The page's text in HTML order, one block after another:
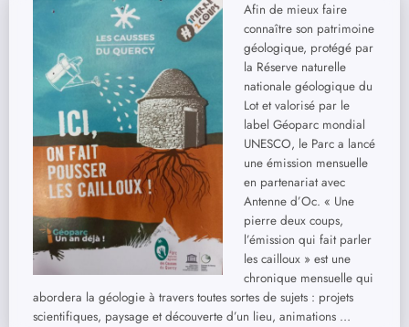
Afin de mieux faire
connaître son patrimoine
géologique, protégé par
la Réserve naturelle
nationale géologique du
Lot et valorisé par le
label Géoparc mondial
UNESCO, le Parc a lancé
une émission mensuelle
en partenariat avec
Antenne d’Oc. « Une
pierre deux coups,
l’émission qui fait parler
les cailloux » est une
chronique mensuelle qui
abordera la géologie à travers toutes sortes de sujets : projets
scientifiques, paysage et découverte d’un lieu, animations …